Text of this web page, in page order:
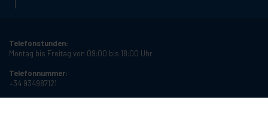
Telefonstunden:
Montag bis Freitag von 09:00 bis 18:00 Uhr
Telefonnummer:
+34 934987121